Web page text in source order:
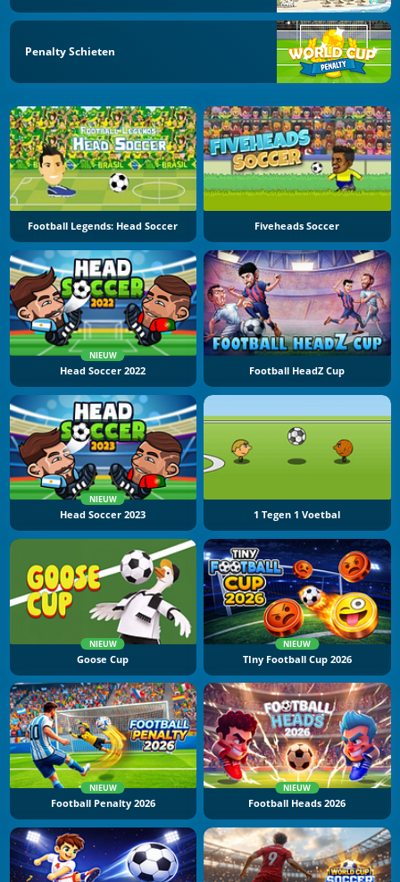
Penalty Schieten
Football Legends: Head Soccer Fiveheads Soccer
NIEUW
Head Soccer 2022 Football HeadZ Cup
NIEUW
Head Soccer 2023 1 Tegen 1 Voetbal
NIEUW
Goose Cup
NIEUW
TIny Football Cup 2026
NIEUW
Football Penalty 2026
NIEUW
Football Heads 2026